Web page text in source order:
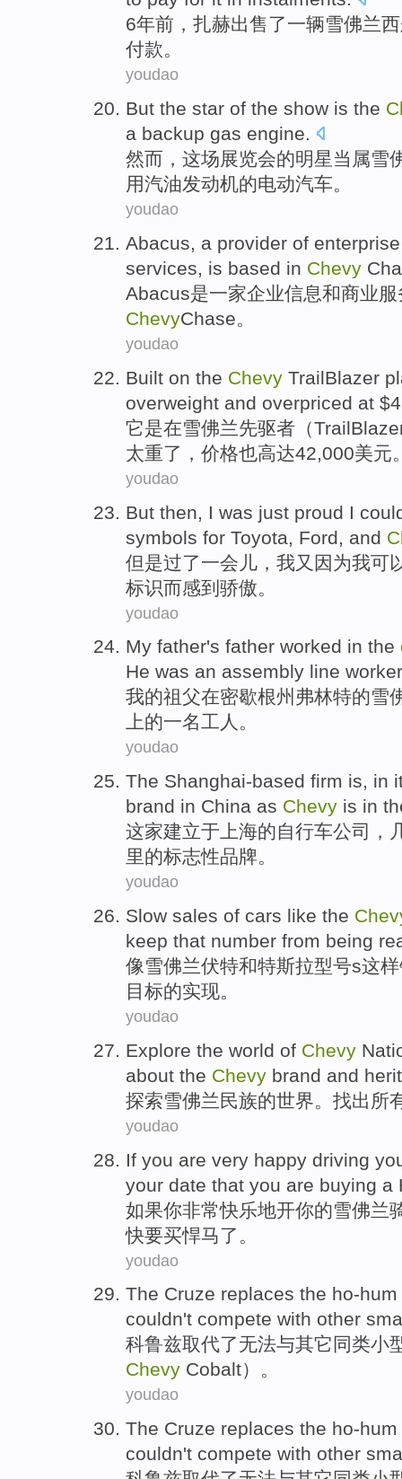
6年前 ，扎赫出售了一辆雪佛兰
付款。
youdao
But the star of the show is the
a backup gas engine.
然而 ，这场展览会的明星当属雪
用汽油发动机的电动汽车。
youdao
Abacus, a provider of enterprise
services, is based in Chevy
Abacus是一家企业信息和商业
ChevyChase。
youdao
Built on the Chevy TrailBlazer
overweight and overpriced at
它是在雪佛兰先驱者 （
太重了，价格也高达42,000美元
youdao
But then I was just proud I
symbols for Toyota Ford and
但是过了一会儿 ， 我又 因为我可
标识而感到骄傲。
youdao
My father's father worked in the
He was an assembly line worker
我的祖父在密歇根州 弗林特的雪
上的一名工人 。
youdao
The Shanghai-based firm is, in
brand in China as Chevy is in
这家建立于上海的自行车公司 ，
里的标志性品牌。
youdao
Slow sales of cars like the
keep that number from being
像雪佛兰伏特和特斯拉型号s这样
目标的实现。
youdao
Explore the world of Chevy
about the Chevy brand and
探索雪佛兰 民族的世界。 找出 所
youdao
If you are very happy driving
your date that you are buying a
如果你非常快乐地开你的雪佛兰
快要买悍马了。
youdao
The Cruze replaces the ho-hum
couldn't compete with other
科鲁兹取代了无法与其它同类小
Chevy Cobalt）。
youdao
The Cruze replaces the ho-hum
couldn't compete with other